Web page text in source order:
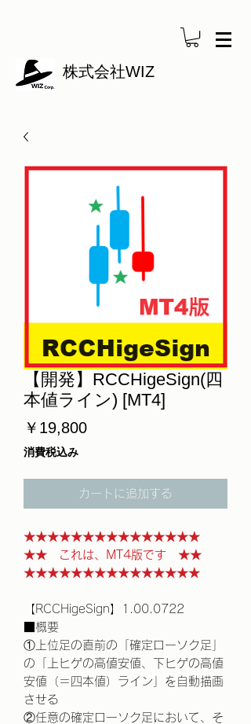
株式会社WIZ
【開発】RCCHigeSign(四
本値ライン) [MT4]
￥19,800価
消費税込み
カートに追加する
★★★★★★★★★★★★★★★
★★ これは、MT4版です ★★
★★★★★★★★★★★★★★★
【RCCHigeSign】1.00.0722
■概要
①上位足の直前の「確定ローソク足」
の「上ヒゲの高値安値、下ヒゲの高値
安値（＝四本値）ライン」を自動描画
させる
②任意の確定ローソク足において、そ